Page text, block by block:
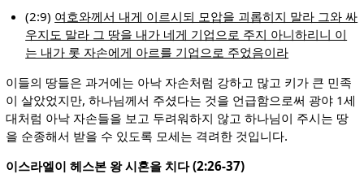
(2:9) 여호와께서 내게 이르시되 모압을 괴롭히지 말라 그와 싸
우지도 말라 그 땅을 내가 네게 기업으로 주지 아니하리니 이
는 내가 롯 자손에게 아르를 기업으로 주었음이라
이들의 땅들은 과거에는 아낙 자손처럼 강하고 많고 키가 큰 민족
이 살았었지만, 하나님께서 주셨다는 것을 언급함으로써 광야 1세
대처럼 아낙 자손들을 보고 두려워하지 않고 하나님이 주시는 땅
을 순종해서 받을 수 있도록 모세는 격려한 것입니다.
이스라엘이 헤스본 왕 시혼을 치다 (2:26-37)